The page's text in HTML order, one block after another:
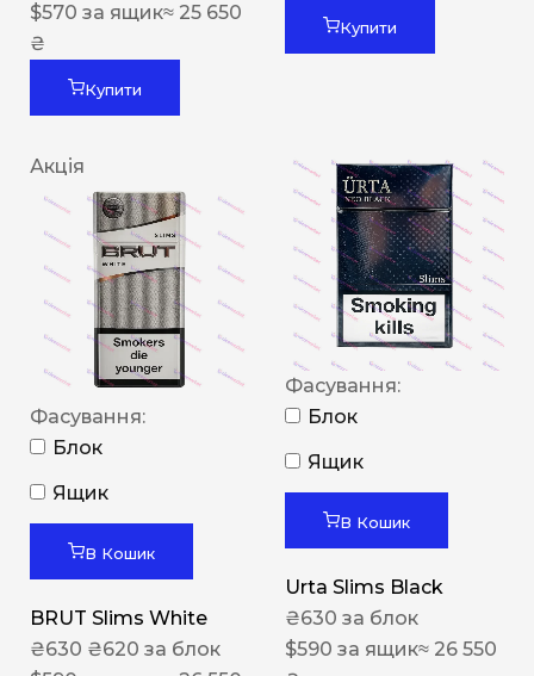
$570 за ящик≈ 25 650
₴
Купити
Купити
Акція
Фасування:
Блок
Ящик
В Кошик
BRUT Slims White
₴630 ₴620 за блок
Фасування:
Блок
Ящик
В Кошик
Urta Slims Black
₴630 за блок
$590 за ящик≈ 26 550